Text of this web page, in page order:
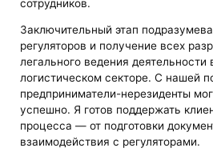
сотрудников.
Заключительный этап
регуляторов и получение всех
легального ведения деятельности
логистическом секторе. С нашей
предприниматели-нерезиденты
успешно. Я готов поддержать
процесса — от подготовки
взаимодействия с регуляторами.